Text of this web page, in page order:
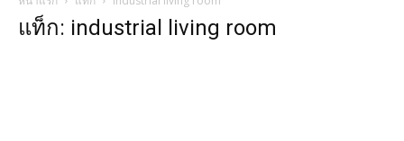
แท็ก: industrial living room